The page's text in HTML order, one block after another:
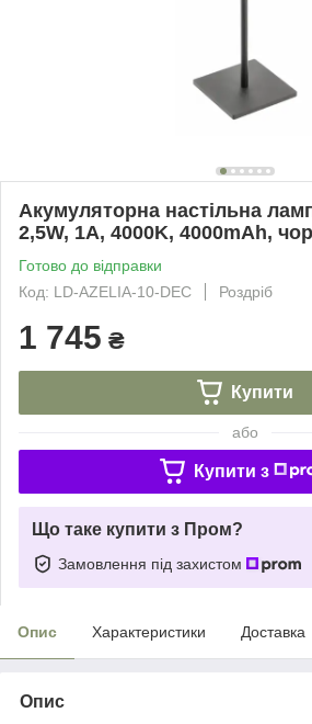
Акумуляторна настільна
2,5W, 1A, 4000K, 4000mAh,
Готово до відправки
Код: LD-AZELIA-10-DEC
Роздріб
1 745 ₴
Купити
або
Купити з
Що таке купити з Пром?
Замовлення під захистом
Опис Характеристики Доставка
Опис